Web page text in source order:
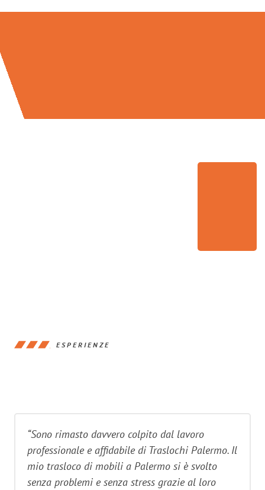
ESPERIENZE
“Sono rimasto davvero colpito dal lavoro
professionale e affidabile di Traslochi Palermo. Il
mio trasloco di mobili a Palermo si è svolto
senza problemi e senza stress grazie al loro